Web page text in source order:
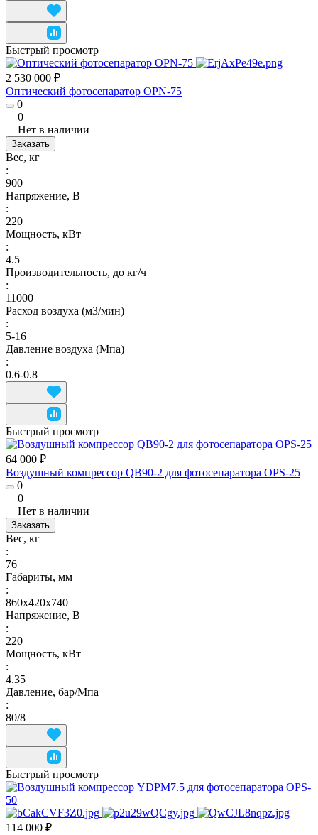
Быстрый просмотр
2 530 000 ₽
Оптический фотосепаратор OPN-75
0
0
Нет в наличии
Заказать
Вес, кг
:
900
Напряжение, В
:
220
Мощность, кВт
:
4.5
Производительность, до кг/ч
:
11000
Расход воздуха (м3/мин)
:
5-16
Давление воздуха (Мпа)
:
0.6-0.8
Быстрый просмотр
64 000 ₽
Воздушный компрессор QB90-2 для фотосепаратора OPS-25
0
0
Нет в наличии
Заказать
Вес, кг
:
76
Габариты, мм
:
860х420х740
Напряжение, В
:
220
Мощность, кВт
:
4.35
Давление, бар/Мпа
:
80/8
Быстрый просмотр
114 000 ₽